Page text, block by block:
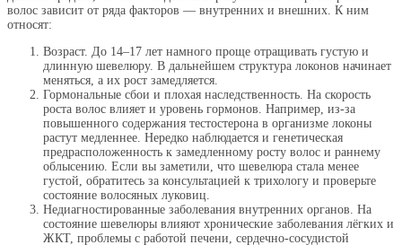
волос зависит от ряда факторов — внутренних и внешних. К ним
относят:
Возраст. До 14–17 лет намного проще отращивать густую и
длинную шевелюру. В дальнейшем структура локонов начинает
меняться, а их рост замедляется.
Гормональные сбои и плохая наследственность. На скорость
роста волос влияет и уровень гормонов. Например, из-за
повышенного содержания тестостерона в организме локоны
растут медленнее. Нередко наблюдается и генетическая
предрасположенность к замедленному росту волос и раннему
облысению. Если вы заметили, что шевелюра стала менее
густой, обратитесь за консультацией к трихологу и проверьте
состояние волосяных луковиц.
Недиагностированные заболевания внутренних органов. На
состояние шевелюры влияют хронические заболевания лёгких и
ЖКТ, проблемы с работой печени, сердечно-сосудистой